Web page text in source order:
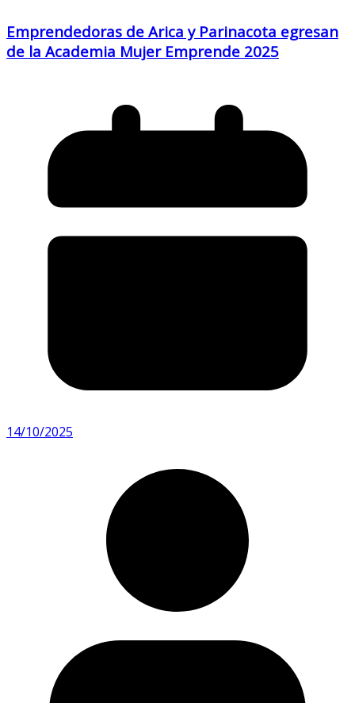
Emprendedoras de Arica y Parinacota egresan
de la Academia Mujer Emprende 2025
14/10/2025